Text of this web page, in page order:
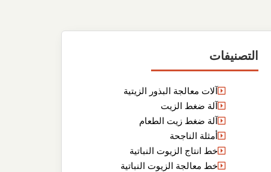
التصنيفات
آلات معالجة البذور الزيتية
آلة ضغط الزيت
آلة ضغط زيت الطعام
أمثلة الناجحة
خط انتاج الزيوت النباتية
خط معالجة الزيوت النباتية